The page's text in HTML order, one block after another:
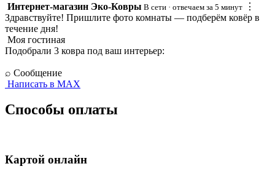
Интернет-магазин Эко-Ковры В сети · отвечаем за 5 минут
⋮
Здравствуйте! Пришлите фото комнаты — подберём ковёр в
течение дня!
Моя гостиная
Подобрали 3 ковра под ваш интерьер:
⌕ Сообщение
Написать в MAX
Способы оплаты
Картой онлайн